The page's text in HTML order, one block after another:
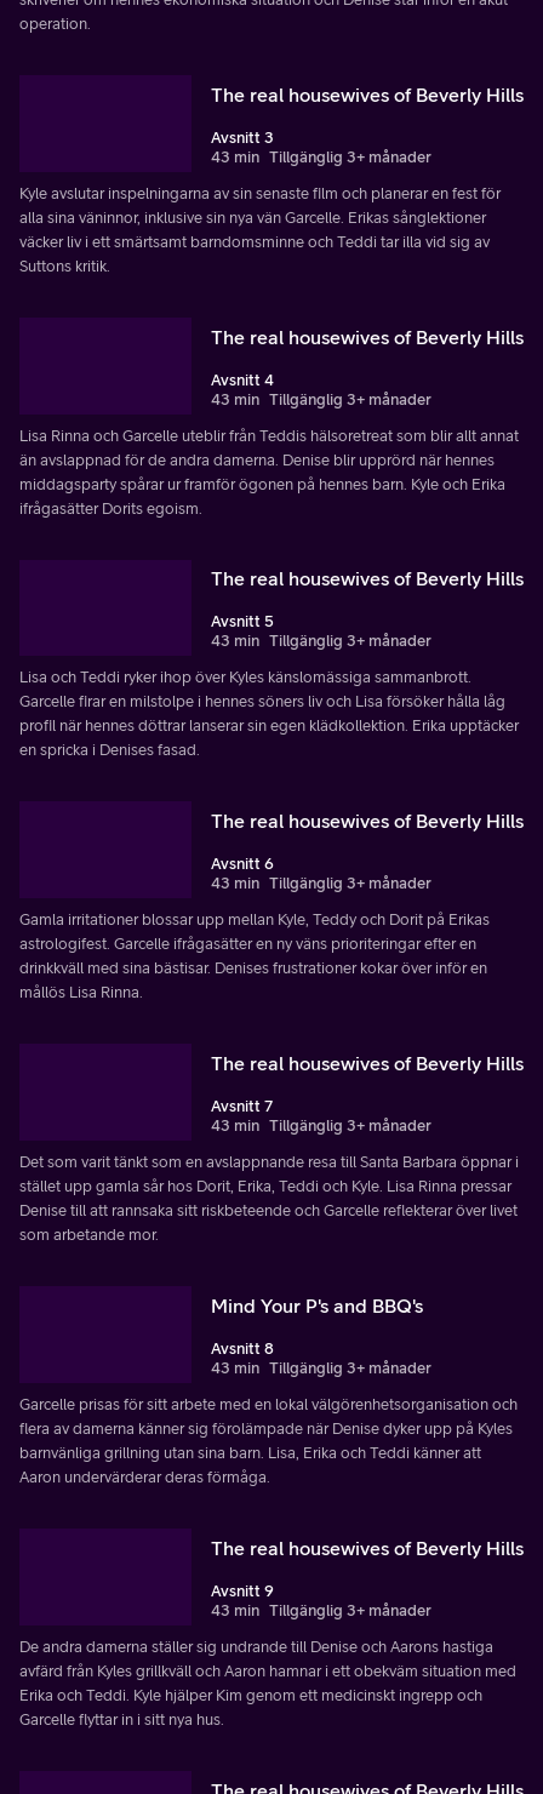
operation.
The real housewives of Beverly Hills
Avsnitt 3
43 min Tillgänglig 3+ månader
Kyle avslutar inspelningarna av sin senaste film och planerar en fest för
alla sina väninnor, inklusive sin nya vän Garcelle. Erikas sånglektioner
väcker liv i ett smärtsamt barndomsminne och Teddi tar illa vid sig av
Suttons kritik.
The real housewives of Beverly Hills
Avsnitt 4
43 min Tillgänglig 3+ månader
Lisa Rinna och Garcelle uteblir från Teddis hälsoretreat som blir allt annat
än avslappnad för de andra damerna. Denise blir upprörd när hennes
middagsparty spårar ur framför ögonen på hennes barn. Kyle och Erika
ifrågasätter Dorits egoism.
The real housewives of Beverly Hills
Avsnitt 5
43 min Tillgänglig 3+ månader
Lisa och Teddi ryker ihop över Kyles känslomässiga sammanbrott.
Garcelle firar en milstolpe i hennes söners liv och Lisa försöker hålla låg
profil när hennes döttrar lanserar sin egen klädkollektion. Erika upptäcker
en spricka i Denises fasad.
The real housewives of Beverly Hills
Avsnitt 6
43 min Tillgänglig 3+ månader
Gamla irritationer blossar upp mellan Kyle, Teddy och Dorit på Erikas
astrologifest. Garcelle ifrågasätter en ny väns prioriteringar efter en
drinkkväll med sina bästisar. Denises frustrationer kokar över inför en
mållös Lisa Rinna.
The real housewives of Beverly Hills
Avsnitt 7
43 min Tillgänglig 3+ månader
Det som varit tänkt som en avslappnande resa till Santa Barbara öppnar i
stället upp gamla sår hos Dorit, Erika, Teddi och Kyle. Lisa Rinna pressar
Denise till att rannsaka sitt riskbeteende och Garcelle reflekterar över livet
som arbetande mor.
Mind Your P's and BBQ's
Avsnitt 8
43 min Tillgänglig 3+ månader
Garcelle prisas för sitt arbete med en lokal välgörenhetsorganisation och
flera av damerna känner sig förolämpade när Denise dyker upp på Kyles
barnvänliga grillning utan sina barn. Lisa, Erika och Teddi känner att
Aaron undervärderar deras förmåga.
The real housewives of Beverly Hills
Avsnitt 9
43 min Tillgänglig 3+ månader
De andra damerna ställer sig undrande till Denise och Aarons hastiga
avfärd från Kyles grillkväll och Aaron hamnar i ett obekväm situation med
Erika och Teddi. Kyle hjälper Kim genom ett medicinskt ingrepp och
Garcelle flyttar in i sitt nya hus.